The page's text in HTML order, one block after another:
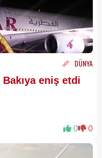
DÜNYA
Bakıya eniş etdi
0 0